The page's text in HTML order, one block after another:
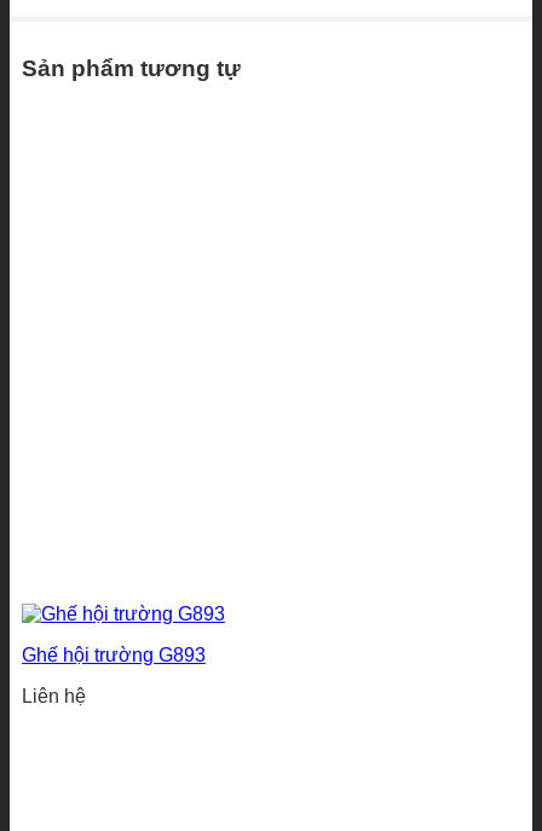
Sản phẩm tương tự
Ghế hội trường G893
Liên hệ